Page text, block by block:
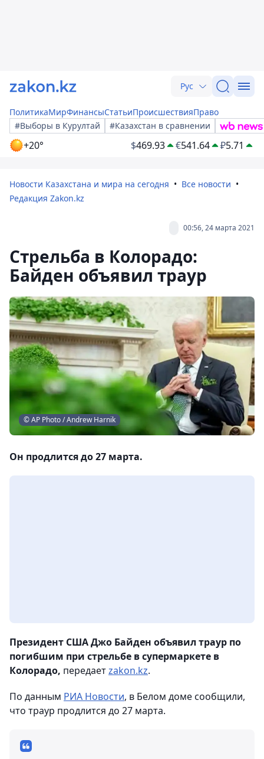
Рус
ПолитикаМирФинансыСтатьиПроисшествияПраво
#Выборы в Курултай
#Казахстан в сравнении
+20° $469.93 €541.64 ₽5.71
Новости Казахстана и мира на сегодня
Все новости
Редакция Zakon.kz
00:56, 24 марта 2021
Стрельба в Колорадо:
Байден объявил траур
© AP Photo / Andrew Harnik
Он продлится до 27 марта.
Президент США Джо Байден объявил траур по
погибшим при стрельбе в супермаркете в
Колорадо, передаетzakon.kz.
По данным РИА Новости, в Белом доме сообщили,
что траур продлится до 27 марта.